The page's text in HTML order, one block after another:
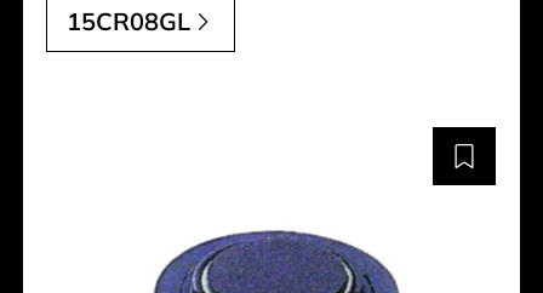
15CR08GL